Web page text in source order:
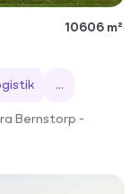
10606 m²
...
Bernstorp -